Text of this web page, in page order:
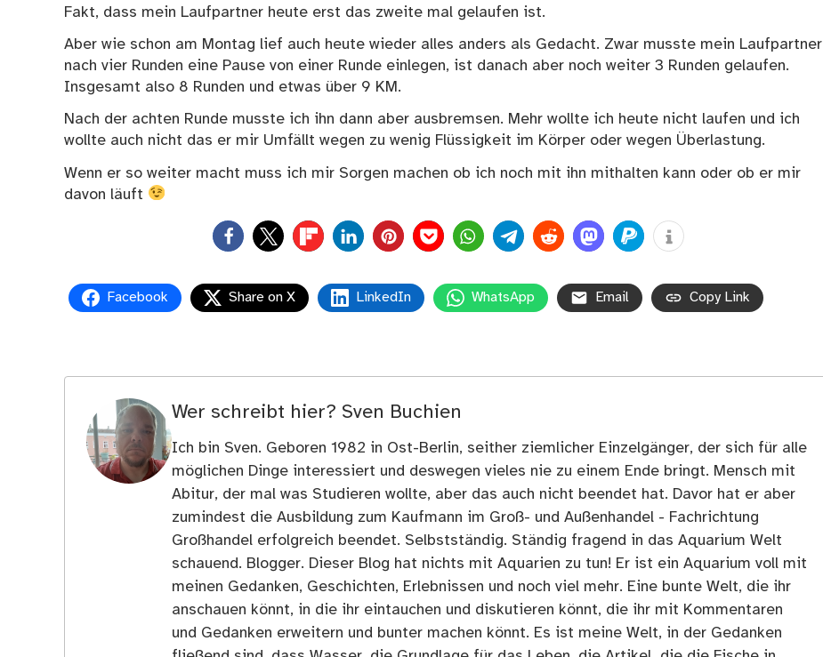
Fakt, dass mein Laufpartner heute erst das zweite mal gelaufen ist.
Aber wie schon am Montag lief auch heute wieder alles anders als Gedacht. Zwar musste mein Laufpartner
nach vier Runden eine Pause von einer Runde einlegen, ist danach aber noch weiter 3 Runden gelaufen.
Insgesamt also 8 Runden und etwas über 9 KM.
Nach der achten Runde musste ich ihn dann aber ausbremsen. Mehr wollte ich heute nicht laufen und ich
wollte auch nicht das er mir Umfällt wegen zu wenig Flüssigkeit im Körper oder wegen Überlastung.
Wenn er so weiter macht muss ich mir Sorgen machen ob ich noch mit ihn mithalten kann oder ob er mir
davon läuft
0
Facebook Share on X LinkedIn WhatsApp Email Copy Link
Wer schreibt hier? Sven Buchien
Ich bin Sven. Geboren 1982 in Ost-Berlin, seither ziemlicher Einzelgänger, der sich für alle
möglichen Dinge interessiert und deswegen vieles nie zu einem Ende bringt. Mensch mit
Abitur, der mal was Studieren wollte, aber das auch nicht beendet hat. Davor hat er aber
zumindest die Ausbildung zum Kaufmann im Groß- und Außenhandel - Fachrichtung
Großhandel erfolgreich beendet. Selbstständig. Ständig fragend in das Aquarium Welt
schauend. Blogger. Dieser Blog hat nichts mit Aquarien zu tun! Er ist ein Aquarium voll mit
meinen Gedanken, Geschichten, Erlebnissen und noch viel mehr. Eine bunte Welt, die ihr
anschauen könnt, in die ihr eintauchen und diskutieren könnt, die ihr mit Kommentaren
und Gedanken erweitern und bunter machen könnt. Es ist meine Welt, in der Gedanken